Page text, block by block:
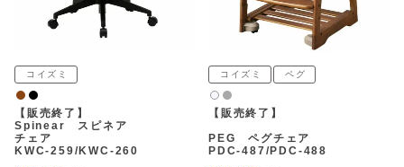
コイズミ
ウォルナット
黒
【販売終了】
Spinear スピネア
チェア
KWC-259/KWC-260
コイズミ ペグ
白2グレー
【販売終了】
PEG ペグチェア
PDC-487/PDC-488